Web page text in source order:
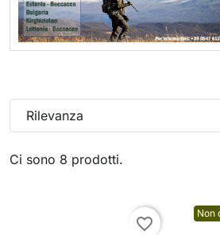
Ci sono 8 prodotti.
Rilevanza
favorite_border
Non